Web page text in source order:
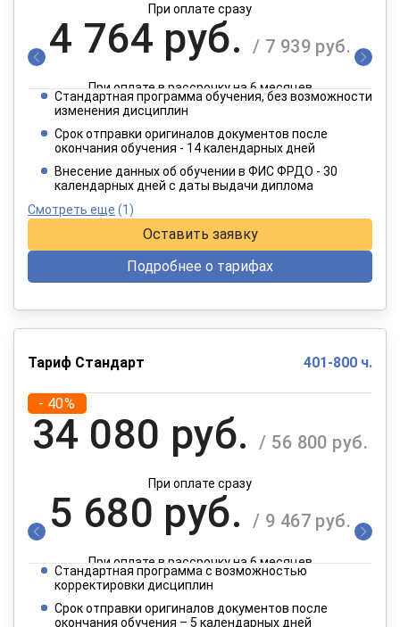
При оплате сразу
4 764 руб. / 7 939 руб.
При оплате в рассрочку на 6 месяцев
2 382 руб.
При оплате в рассрочку на 12 месяцев
Стандартная программа обучения, без возможности
изменения дисциплин
Срок отправки оригиналов документов после
окончания обучения - 14 календарных дней
Внесение данных об обучении в ФИС ФРДО - 30
календарных дней с даты выдачи диплома
Смотреть еще (1)
Оставить заявку
Подробнее о тарифах
Тариф Стандарт 401-800 ч.
- 40%
34 080 руб. / 56 800 руб.
При оплате сразу
5 680 руб. / 9 467 руб.
При оплате в рассрочку на 6 месяцев
2 840 руб.
Стандартная программа с возможностью
корректировки дисциплин
Срок отправки оригиналов документов после
окончания обучения – 5 календарных дней